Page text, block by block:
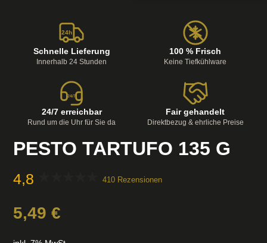
PESTO TARTUFO 135 G
4,8 410 Rezensionen
5,49€
24h
Schnelle Lieferung
Innerhalb 24 Stunden
100 % Frisch
Keine Tiefkühlware
24/7
24/7 erreichbar
Rund um die Uhr für Sie da
Fair gehandelt
Direktbezug & ehrliche Preise